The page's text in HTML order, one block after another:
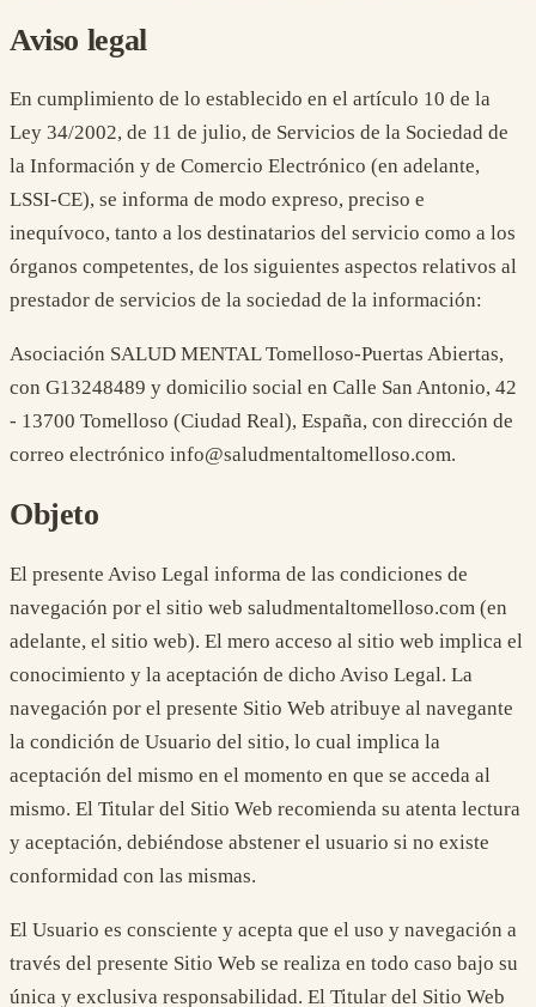
Aviso legal
En cumplimiento de lo establecido en el artículo 10 de la
Ley 34/2002, de 11 de julio, de Servicios de la Sociedad de
la Información y de Comercio Electrónico (en adelante,
LSSI-CE), se informa de modo expreso, preciso e
inequívoco, tanto a los destinatarios del servicio como a los
órganos competentes, de los siguientes aspectos relativos al
prestador de servicios de la sociedad de la información:
Asociación SALUD MENTAL Tomelloso-Puertas Abiertas,
con G13248489 y domicilio social en Calle San Antonio, 42
- 13700 Tomelloso (Ciudad Real), España, con dirección de
correo electrónico info@saludmentaltomelloso.com.
Objeto
El presente Aviso Legal informa de las condiciones de
navegación por el sitio web saludmentaltomelloso.com (en
adelante, el sitio web). El mero acceso al sitio web implica el
conocimiento y la aceptación de dicho Aviso Legal. La
navegación por el presente Sitio Web atribuye al navegante
la condición de Usuario del sitio, lo cual implica la
aceptación del mismo en el momento en que se acceda al
mismo. El Titular del Sitio Web recomienda su atenta lectura
y aceptación, debiéndose abstener el usuario si no existe
conformidad con las mismas.
El Usuario es consciente y acepta que el uso y navegación a
través del presente Sitio Web se realiza en todo caso bajo su
única y exclusiva responsabilidad. El Titular del Sitio Web